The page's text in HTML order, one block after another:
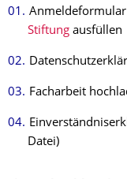
Stiftung ausfüllen
Facharbeit
Datei)